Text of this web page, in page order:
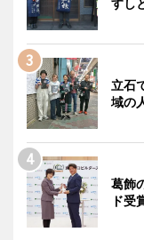
すし
立石
域の
葛飾
ド受